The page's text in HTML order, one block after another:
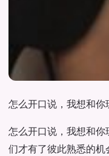
怎么开口说，我想和你
怎么开口说，我想和
们才有了彼此熟悉的